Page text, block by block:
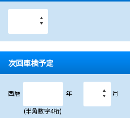
次回車検予定
西暦 年
(半角数字4桁)
月